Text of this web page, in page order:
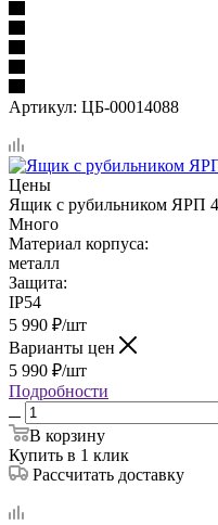
Артикул: ЦБ-00014088
Цены
Ящик с рубильником ЯРП
Много
Материал корпуса:
металл
Защита:
IP54
5 990 ₽/шт
Варианты цен
5 990 ₽/шт
Подробности
В корзину
Купить в 1 клик
Рассчитать доставку